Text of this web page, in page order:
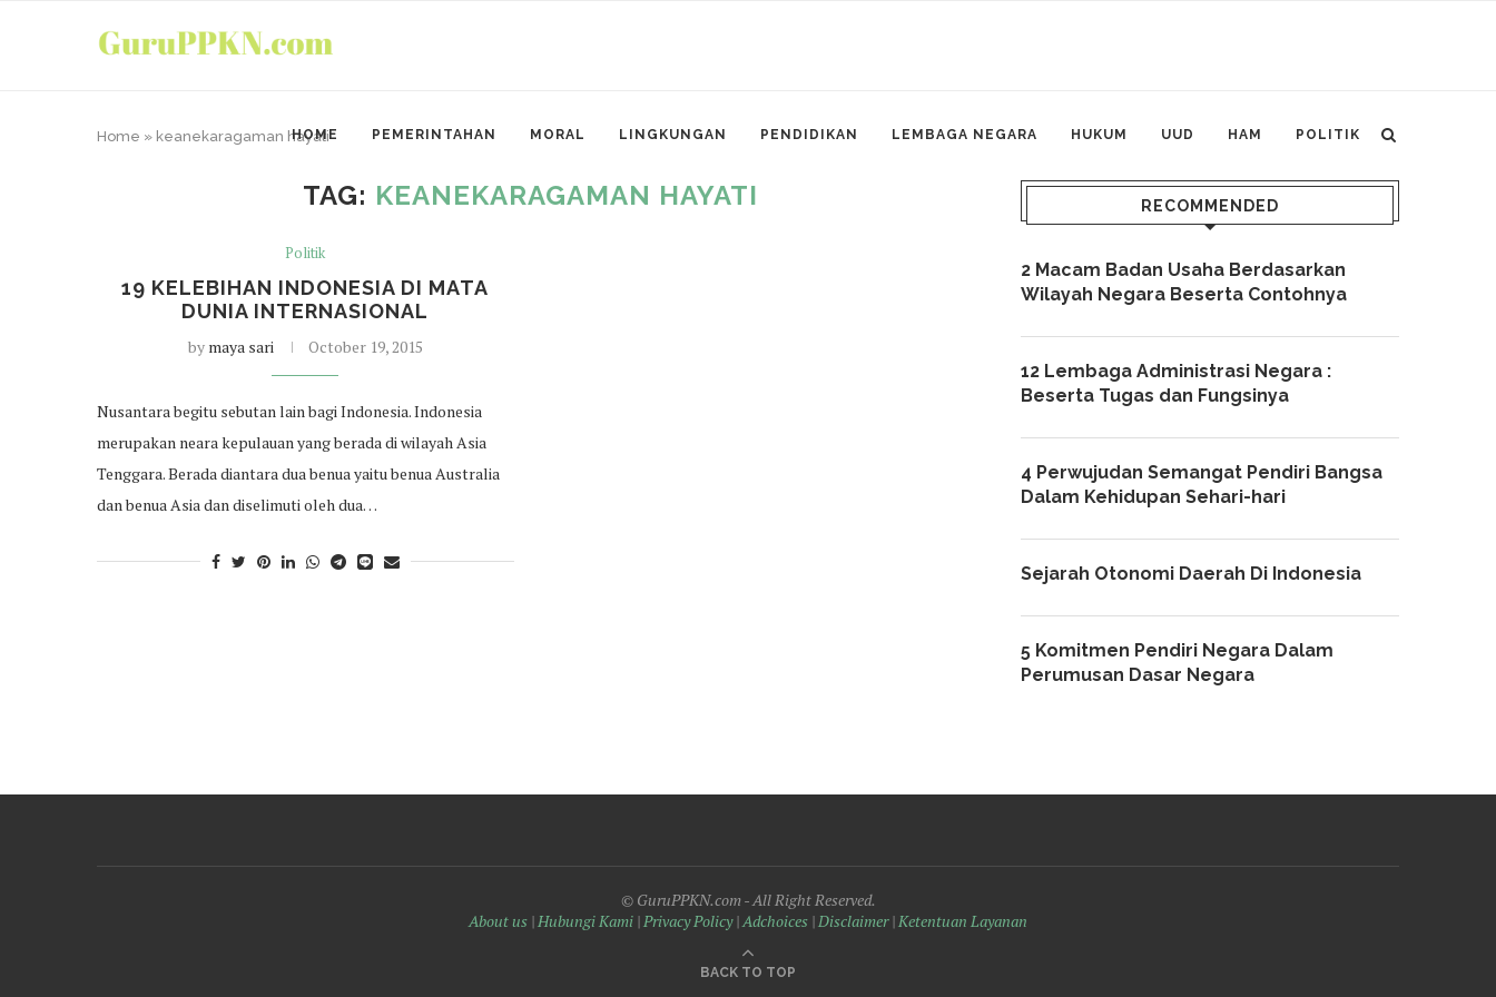
HOME PEMERINTAHAN MORAL LINGKUNGAN PENDIDIKAN LEMBAGA NEGARA HUKUM UUD HAM POLITIK
Home » keanekaragaman hayati
TAG: KEANEKARAGAMAN HAYATI
Politik
19 KELEBIHAN INDONESIA DI MATA
DUNIA INTERNASIONAL
by maya sari October 19, 2015
Nusantara begitu sebutan lain bagi Indonesia. Indonesia
merupakan neara kepulauan yang berada di wilayah Asia
Tenggara. Berada diantara dua benua yaitu benua Australia
dan benua Asia dan diselimuti oleh dua…
RECOMMENDED
2 Macam Badan Usaha Berdasarkan
Wilayah Negara Beserta Contohnya
12 Lembaga Administrasi Negara :
Beserta Tugas dan Fungsinya
4 Perwujudan Semangat Pendiri Bangsa
Dalam Kehidupan Sehari-hari
Sejarah Otonomi Daerah Di Indonesia
5 Komitmen Pendiri Negara Dalam
Perumusan Dasar Negara
© GuruPPKN.com - All Right Reserved.
About us |Hubungi Kami |Privacy Policy|Adchoices |Disclaimer|Ketentuan Layanan
BACK TO TOP